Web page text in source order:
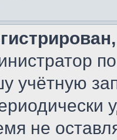
учётную
не